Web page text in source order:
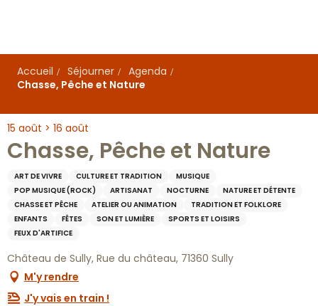
principal
Accueil
Séjourner
Agenda
Chasse, Pêche et Nature
15 août > 16 août
Chasse, Pêche et Nature
ART DE VIVRE CULTURE ET TRADITION
MUSIQUE
POP MUSIQUE (ROCK)
ARTISANAT NOCTURNE
NATURE ET DÉTENTE
CHASSE ET PÊCHE
ATELIER OU ANIMATION
TRADITION ET FOLKLORE
ENFANTS
FÊTES SON ET LUMIÈRE
SPORTS ET LOISIRS
FEUX D'ARTIFICE
Château de Sully, Rue du château, 71360 Sully
M'y rendre
J'y vais en train !